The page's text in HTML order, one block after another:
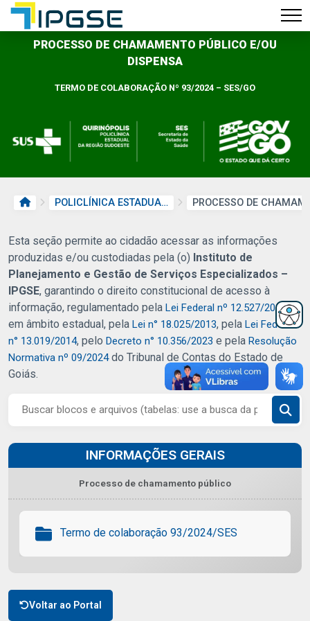
PROCESSO DE CHAMAMENTO PÚBLICO E/OU
DISPENSA
TERMO DE COLABORAÇÃO Nº 93/2024 – SES/GO
PÁGINA INICIAL POLICLÍNICA ESTADUAL DA REGIÃO SUDOESTE – QUIRINÓPOLIS
Esta seção permite ao cidadão acessar as informações
produzidas e/ou custodiadas pela (o) Instituto de
Planejamento e Gestão de Serviços Especializados –
IPGSE, garantindo o direito constitucional de acesso à
informação, regulamentado pela Lei Federal nº 12.527/2011, e,
em âmbito estadual, pela Lei n° 18.025/2013, pela Lei Federal
n° 13.019/2014, pelo Decreto n° 10.356/2023 e pela Resolução
Normativa nº 09/2024do Tribunal de Contas do Estado de
Goiás.
INFORMAÇÕES GERAIS
Processo de chamamento público
Termo de colaboração 93/2024/SES
Voltar ao Portal